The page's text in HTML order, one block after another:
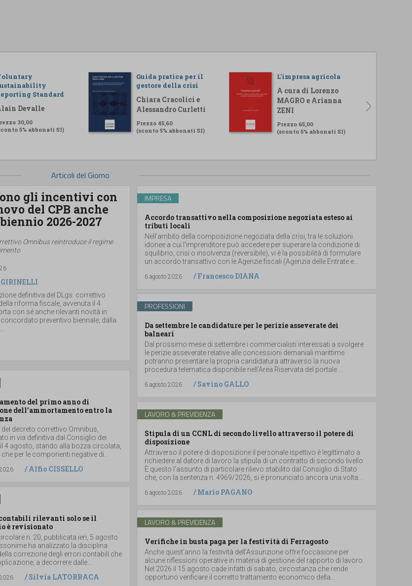
Standard
Devalle
30,00
5% abbonati SI)
Guida pratica per il
gestore della crisi
Chiara Cracolici e
Alessandro Curletti
Prezzo 45,60
(sconto 5% abbonati SI)
L'impresa agricola
A cura di Lorenzo
MAGRO e Arianna
ZENI
Prezzo 65,00
(sconto 5% abbonati SI)
Articoli del Giorno
gli incentivi con
del CPB anche
2026-2027
Omnibus reintroduce il regime
definitiva del DLgs. correttivo
riforma fiscale, avvenuta il 4
con sé anche rilevanti novità in
preventivo biennale; dalla
del primo anno di
dell’ammortamento entro la
del decreto correttivo Omnibus,
in via definitiva dal Consiglio dei
4 agosto, stando alla bozza circolata,
che per le componenti negative di...
/Alfio CISSELLO
rilevanti solo se il
è revisionato
n. 20, pubblicata ieri, 5 agosto
ha analizzato la disciplina
correzione degli errori contabili che
a decorrere dalle...
/Silvia LATORRACA
IMPRESA
Accordo transattivo nella composizione negoziata esteso ai
tributi locali
Nell’ambito della composizione negoziata della crisi, tra le soluzioni
idonee a cui l’imprenditore può accedere per superare la condizione di
squilibrio, crisi o insolvenza (reversibile), vi è la possibilità di formulare
un accordo transattivo con le Agenzie fiscali (Agenzia delle Entrate e...
6 agosto 2026
/Francesco DIANA
PROFESSIONI
Da settembre le candidature per le perizie asseverate dei
balneari
Dal prossimo mese di settembre i commercialisti interessati a svolgere
le perizie asseverate relative alle concessioni demaniali marittime
potranno presentare la propria candidatura attraverso la nuova
procedura telematica disponibile nell’Area Riservata del portale...
6 agosto 2026
/Savino GALLO
LAVORO & PREVIDENZA
Stipula di un CCNL di secondo livello attraverso il potere di
disposizione
Attraverso il potere di disposizione il personale ispettivo è legittimato a
richiedere al datore di lavoro la stipula di un contratto di secondo livello.
È questo l’assunto di particolare rilievo stabilito dal Consiglio di Stato
che, con la sentenza n. 4969/2026, si è pronunciato ancora una volta...
6 agosto 2026
/Mario PAGANO
LAVORO & PREVIDENZA
Verifiche in busta paga per la festività di Ferragosto
Anche quest’anno la festività dell’Assunzione offre l’occasione per
alcune riflessioni operative in materia di gestione del rapporto di lavoro.
Nel 2026 il 15 agosto cade infatti di sabato, circostanza che rende
opportuno verificare il corretto trattamento economico della...